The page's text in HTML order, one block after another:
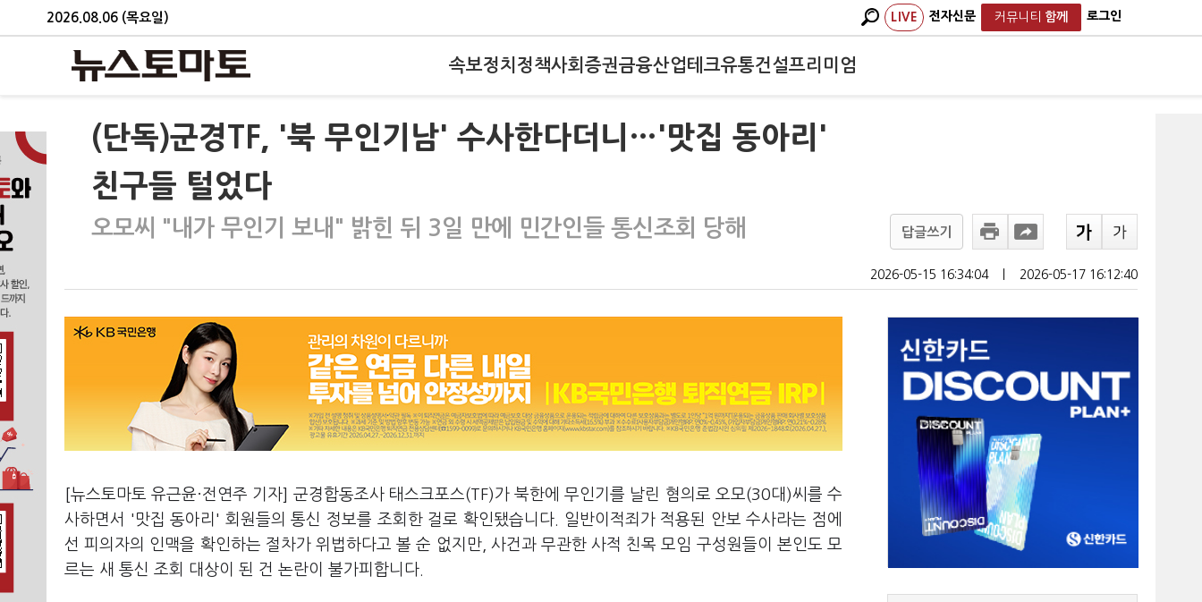
2026.08.06 (목요일) LIVE 전자신문 커뮤니티 함께 로그인
속보정치 정책사회 증권금융산업테크유통건설프리미엄
(단독)군경TF, '북 무인기남' 수사한다더니…'맛집 동아리'
친구들 털었다
오모씨 "내가 무인기 보내" 밝힌 뒤 3일 만에 민간인들 통신조회 당해 답글쓰기
2026-05-15 16:34:04 2026-05-17 16:12:40
[뉴스토마토 유근윤·전연주 기자] 군경합동조사 태스크포스(TF)가 북한에 무인기를 날린 혐의로 오모(30대)씨를 수
사하면서 '맛집 동아리' 회원들의 통신 정보를 조회한 걸로 확인됐습니다. 일반이적죄가 적용된 안보 수사라는 점에
선 피의자의 인맥을 확인하는 절차가 위법하다고 볼 순 없지만, 사건과 무관한 사적 친목 모임 구성원들이 본인도 모
르는 새 통신 조회 대상이 된 건 논란이 불가피합니다.